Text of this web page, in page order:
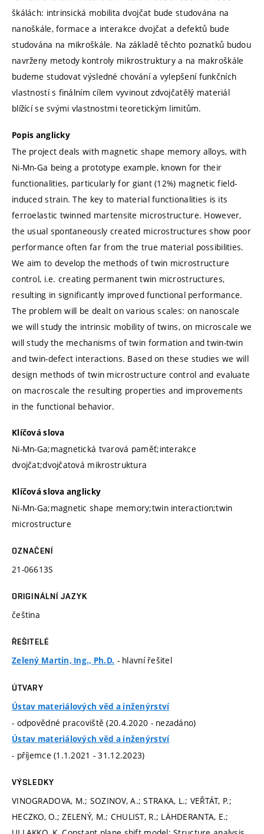
škálách: intrinsická mobilita dvojčat bude studována na
nanoškále, formace a interakce dvojčat a defektů bude
studována na mikroškále. Na základě těchto poznatků budou
navrženy metody kontroly mikrostruktury a na makroškále
budeme studovat výsledné chování a vylepšení funkčních
vlastností s finálním cílem vyvinout zdvojčatělý materiál
blížící se svými vlastnostmi teoretickým limitům.
Popis anglicky
The project deals with magnetic shape memory alloys, with
Ni-Mn-Ga being a prototype example, known for their
functionalities, particularly for giant (12%) magnetic field-
induced strain. The key to material functionalities is its
ferroelastic twinned martensite microstructure. However,
the usual spontaneously created microstructures show poor
performance often far from the true material possibilities.
We aim to develop the methods of twin microstructure
control, i.e. creating permanent twin microstructures,
resulting in significantly improved functional performance.
The problem will be dealt on various scales: on nanoscale
we will study the intrinsic mobility of twins, on microscale we
will study the mechanisms of twin formation and twin-twin
and twin-defect interactions. Based on these studies we will
design methods of twin microstructure control and evaluate
on macroscale the resulting properties and improvements
in the functional behavior.
Klíčová slova
Ni-Mn-Ga;magnetická tvarová paměť;interakce
dvojčat;dvojčatová mikrostruktura
Klíčová slova anglicky
Ni-Mn-Ga;magnetic shape memory;twin interaction;twin
microstructure
OZNAČENÍ
21-06613S
ORIGINÁLNÍ JAZYK
čeština
ŘEŠITELÉ
Zelený Martin, Ing., Ph.D. - hlavní řešitel
ÚTVARY
Ústav materiálových věd a inženýrství
- odpovědné pracoviště (20.4.2020 - nezadáno)
Ústav materiálových věd a inženýrství
- příjemce (1.1.2021 - 31.12.2023)
VÝSLEDKY
VINOGRADOVA, M.; SOZINOV, A.; STRAKA, L.; VEŘTÁT, P.;
HECZKO, O.; ZELENÝ, M.; CHULIST, R.; LÄHDERANTA, E.;